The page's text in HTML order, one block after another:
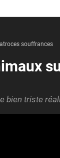
souffrances
bien triste